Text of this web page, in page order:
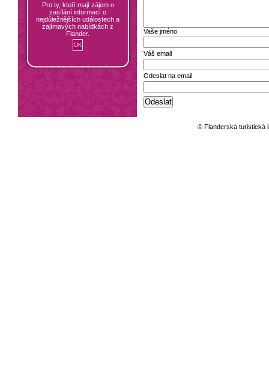
Pro ty, kteří mají zájem o
zasílání informací o
nejdůležitějších událostech a
zajímavých nabídkách z
Flander.
Vaše jméno
Váš email
Odeslat na email
© Flanderská turistická